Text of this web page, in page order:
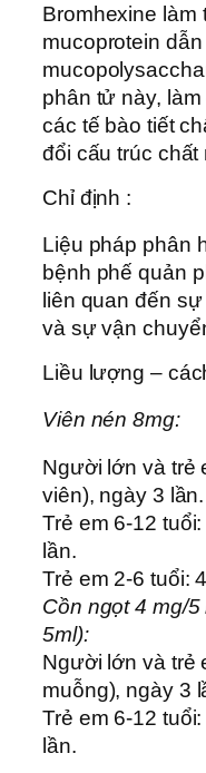
Bromhexine làm
mucoprotein
phân tử này,
các tế bào tiết
đổi cấu trúc chất
Chỉ định :
Liệu pháp phân
bệnh phế quản
liên quan đến
và sự vận
Liều lượng –
Viên nén 8mg:
Người lớn và trẻ
viên), ngày 3 lần.
Trẻ em 6-12
lần.
Trẻ em 2-6 tuổi:
Cồn ngọt 4 mg/
5ml):
Người lớn và trẻ
muỗng), ngày 3
Trẻ em 6-12
lần.